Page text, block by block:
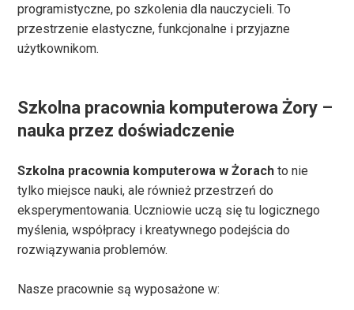
programistyczne, po szkolenia dla nauczycieli. To
przestrzenie elastyczne, funkcjonalne i przyjazne
użytkownikom.
Szkolna pracownia komputerowa Żory –
nauka przez doświadczenie
Szkolna pracownia komputerowa w Żorach to nie
tylko miejsce nauki, ale również przestrzeń do
eksperymentowania. Uczniowie uczą się tu logicznego
myślenia, współpracy i kreatywnego podejścia do
rozwiązywania problemów.
Nasze pracownie są wyposażone w: